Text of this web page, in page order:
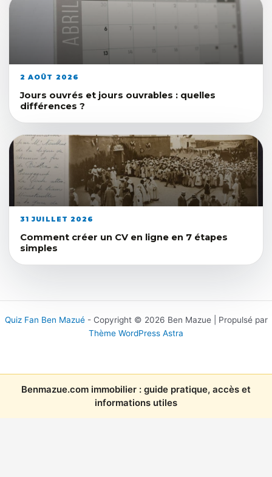
2 AOÛT 2026
Jours ouvrés et jours ouvrables : quelles
différences ?
31 JUILLET 2026
Comment créer un CV en ligne en 7 étapes
simples
Quiz Fan Ben Mazué- Copyright © 2026 Ben Mazue | Propulsé par
Thème WordPress Astra
Benmazue.com immobilier : guide pratique, accès et
informations utiles